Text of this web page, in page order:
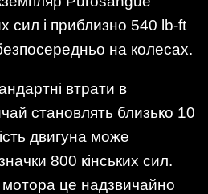
сил і приблизно 540 lb-ft
на колесах.
втрати в
становлять близько 10
двигуна може
800 кінських сил.
це надзвичайно